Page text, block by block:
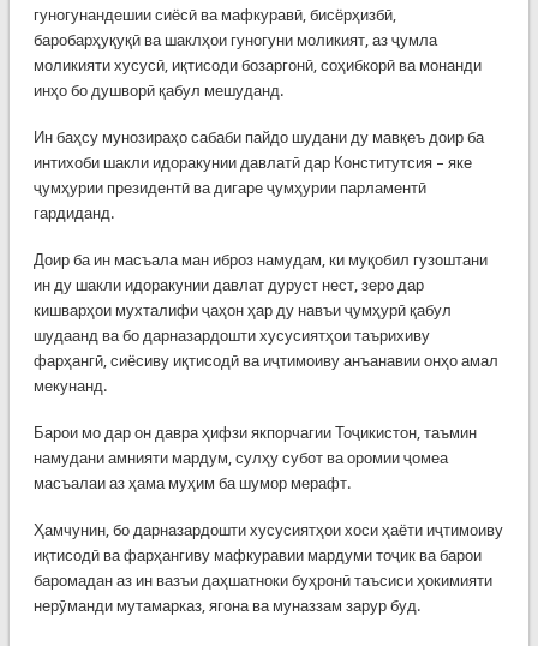
гуногунандешии сиёсӣ ва мафкуравӣ, бисёрҳизбӣ,
баробарҳуқуқӣ ва шаклҳои гуногуни моликият, аз ҷумла
моликияти хусусӣ, иқтисоди бозаргонӣ, соҳибкорӣ ва монанди
инҳо бо душворӣ қабул мешуданд.
Ин баҳсу мунозираҳо сабаби пайдо шудани ду мавқеъ доир ба
интихоби шакли идоракунии давлатӣ дар Конститутсия – яке
ҷумҳурии президентӣ ва дигаре ҷумҳурии парламентӣ
гардиданд.
Доир ба ин масъала ман иброз намудам, ки муқобил гузоштани
ин ду шакли идоракунии давлат дуруст нест, зеро дар
кишварҳои мухталифи ҷаҳон ҳар ду навъи ҷумҳурӣ қабул
шудаанд ва бо дарназардошти хусусиятҳои таърихиву
фарҳангӣ, сиёсиву иқтисодӣ ва иҷтимоиву анъанавии онҳо амал
мекунанд.
Барои мо дар он давра ҳифзи якпорчагии Тоҷикистон, таъмин
намудани амнияти мардум, сулҳу субот ва оромии ҷомеа
масъалаи аз ҳама муҳим ба шумор мерафт.
Ҳамчунин, бо дарназардошти хусусиятҳои хоси ҳаёти иҷтимоиву
иқтисодӣ ва фарҳангиву мафкуравии мардуми тоҷик ва барои
баромадан аз ин вазъи даҳшатноки буҳронӣ таъсиси ҳокимияти
нерӯманди мутамарказ, ягона ва муназзам зарур буд.